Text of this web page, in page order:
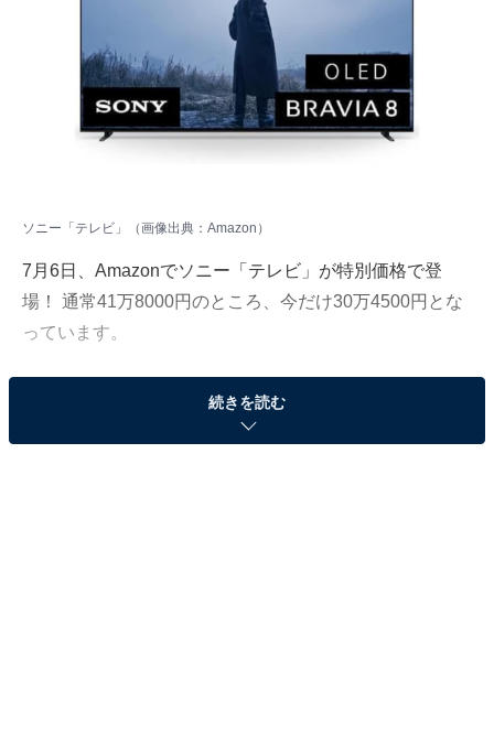
ソニー「テレビ」（画像出典：Amazon）
7月6日、Amazonでソニー「テレビ」が特別価格で登
場！ 通常41万8000円のところ、今だけ30万4500円とな
っています。
そのほかにも注目の商品がラインナップされているの
で、あわせて紹介していきましょう。
続きを読む